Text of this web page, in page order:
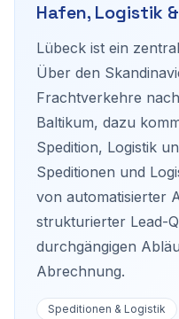
Hafen, Logistik
Lübeck ist ein
Über den
Frachtverkehre
Baltikum, dazu
Spedition, Logistik
Speditionen und
von automatisierter
strukturierter Lead-
durchgängigen
Abrechnung.
Speditionen & Logistik